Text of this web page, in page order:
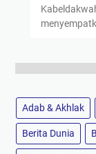
Adab & Akhlak
Berita Dunia